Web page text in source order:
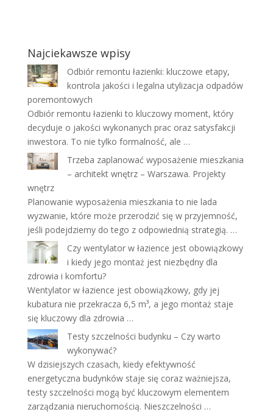
Najciekawsze wpisy
Odbiór remontu łazienki: kluczowe etapy,
kontrola jakości i legalna utylizacja odpadów
poremontowych
Odbiór remontu łazienki to kluczowy moment, który
decyduje o jakości wykonanych prac oraz satysfakcji
inwestora. To nie tylko formalność, ale …
Trzeba zaplanować wyposażenie mieszkania
– architekt wnętrz – Warszawa. Projekty
wnętrz
Planowanie wyposażenia mieszkania to nie lada
wyzwanie, które może przerodzić się w przyjemność,
jeśli podejdziemy do tego z odpowiednią strategią. …
Czy wentylator w łazience jest obowiązkowy
i kiedy jego montaż jest niezbędny dla
zdrowia i komfortu?
Wentylator w łazience jest obowiązkowy, gdy jej
kubatura nie przekracza 6,5 m³, a jego montaż staje
się kluczowy dla zdrowia …
Testy szczelności budynku – Czy warto
wykonywać?
W dzisiejszych czasach, kiedy efektywność
energetyczna budynków staje się coraz ważniejsza,
testy szczelności mogą być kluczowym elementem
zarządzania nieruchomością. Nieszczelności …